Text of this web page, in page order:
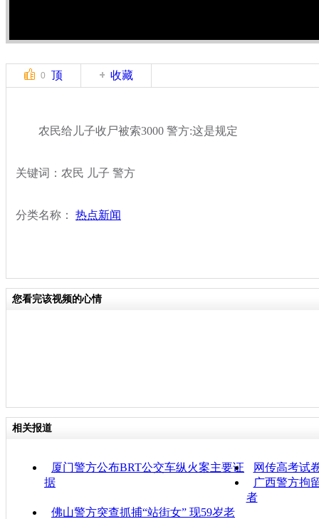
0 顶 收藏
农民给儿子收尸被索3000 警方:这是规定
关键词：农民 儿子 警方
分类名称： 热点新闻
您看完该视频的心情
相关报道
厦门警方公布BRT公交车纵火案主要证
据
网传高考试
广西警方拘
者
佛山警方突查抓捕“站街女” 现59岁老